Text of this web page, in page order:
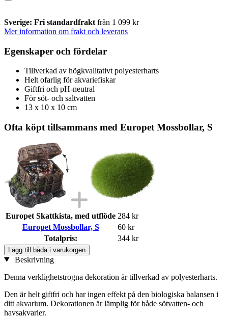
Sverige: Fri standardfrakt från 1 099 kr
Mer information om frakt och leverans
Egenskaper och fördelar
Tillverkad av högkvalitativt polyesterharts
Helt ofarlig för akvariefiskar
Giftfri och pH-neutral
För söt- och saltvatten
13 x 10 x 10 cm
Ofta köpt tillsammans med Europet Mossbollar, S
Europet Skattkista, med utflöde 284 kr
Europet Mossbollar, S
60 kr
Totalpris:
344 kr
Lägg till båda i varukorgen
Beskrivning
Denna verklighetstrogna dekoration är tillverkad av polyesterharts.
Den är helt giftfri och har ingen effekt på den biologiska balansen i
ditt akvarium. Dekorationen är lämplig för både sötvatten- och
havsakvarier.